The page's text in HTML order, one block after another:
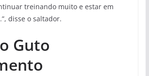
treinando muito e estar em
disse o saltador.
Guto